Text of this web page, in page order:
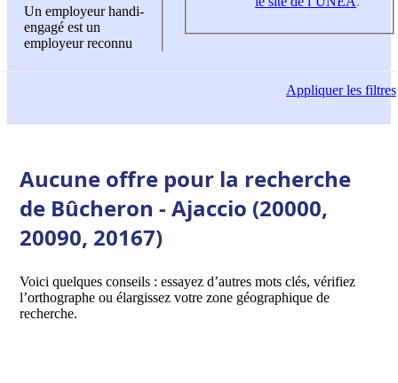
Un employeur handi-
engagé est un
employeur reconnu
Appliquerles filtres
Aucune offre pour la recherche
de Bûcheron - Ajaccio (20000,
20090, 20167)
Voici quelques conseils : essayez d’autres mots clés, vérifiez
l’orthographe ou élargissez votre zone géographique de
recherche.